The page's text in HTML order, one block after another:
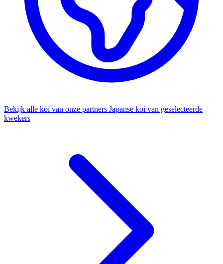
Bekijk alle koi van onze partners Japanse koi van geselecteerde
kwekers